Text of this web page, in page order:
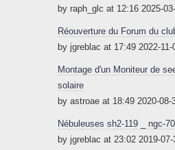
by raph_glc at 12:16 2025-
Réouverture du Forum du
by jgreblac at 17:49 2022-11-
Montage d'un Moniteur de
solaire
by astroae at 18:49 2020-08-
Nébuleuses sh2-119 _ ngc-
by jgreblac at 23:02 2019-07-